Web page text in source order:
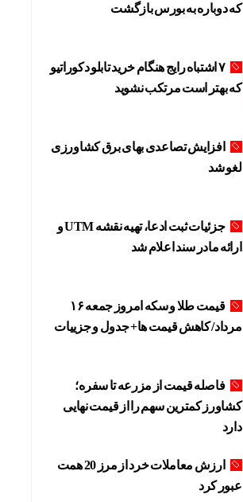
که دوباره به بورس بازگشت
۷ اشتباه رایج هنگام خرید تابلو دکوراتیو
که بهتر است مرتکب نشوید
افزایش تصاعدی بهای برق کشاورزی
لغو شد
جزئیات ثبت ادعا، تهیه نقشه UTM و
ارائه مادر سند اعلام شد
قیمت طلا و سکه امروز جمعه ۱۶
مرداد/ کاهش قیمت ها+ جدول و جزییات
فاصله قیمت از مزرعه تا سفره؛
کشاورز کمترین سهم را از قیمت نهایی
دارد
ارزش معاملات خرد از مرز 20 همت
عبور کرد